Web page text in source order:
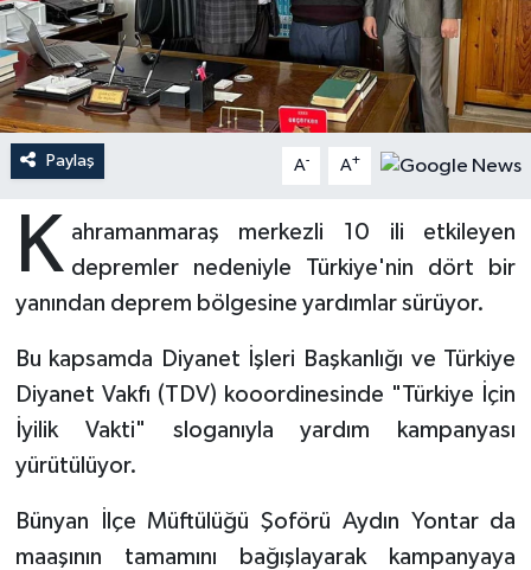
Paylaş A- A+
K ahramanmaraş merkezli 10 ili etkileyen
depremler nedeniyle Türkiye'nin dört bir
yanından deprem bölgesine yardımlar sürüyor.
Bu kapsamda Diyanet İşleri Başkanlığı ve Türkiye
Diyanet Vakfı (TDV) kooordinesinde "Türkiye İçin
İyilik Vakti" sloganıyla yardım kampanyası
yürütülüyor.
Bünyan İlçe Müftülüğü Şoförü Aydın Yontar da
maaşının tamamını bağışlayarak kampanyaya
Balıkesir Müftülüğü
Bartın Müftülüğü
Batman Müftülüğü
Bayburt Müftülüğü
Bilecik Müftülüğü
Bitlis Müftülüğü
Bolu Müftülüğü
Burdur Müftülüğü
Peygamberimizin Hayatı
Ramazan
Sahabeler
Zekat
DİYANET RADYO/TV
DEPREM
Dünya
Eğitim
Kültür-Sanat
Sağlık
Makaleler
Ekonomi